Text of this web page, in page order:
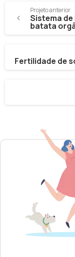
Projeto anterior
Sistema
batata
Fertilidade de